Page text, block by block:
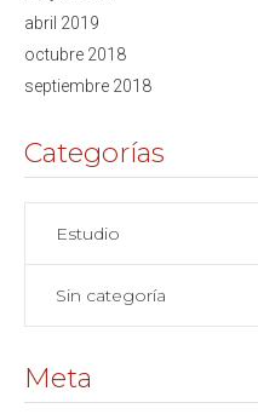
abril 2019
octubre 2018
septiembre 2018
Categorías
Estudio
Sin categoría
Meta